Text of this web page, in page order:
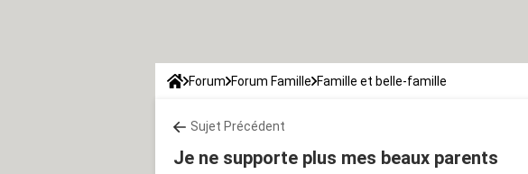
Forum Forum Famille Famille et belle-famille
Sujet Précédent
Je ne supporte plus mes beaux parents